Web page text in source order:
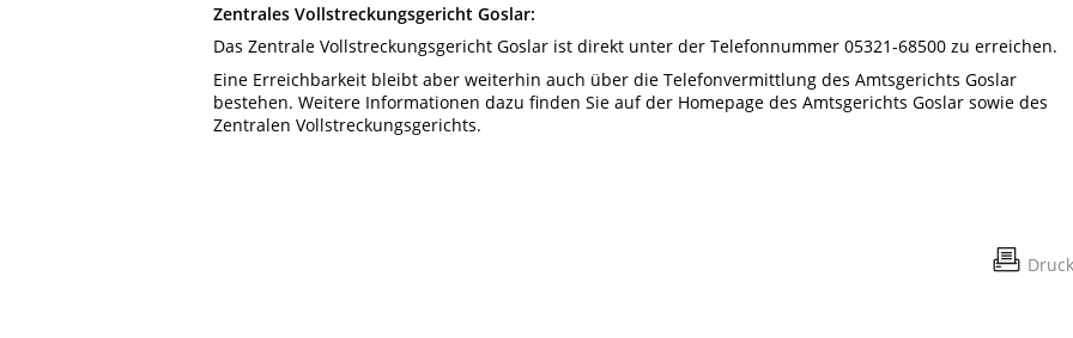
Zentrales Vollstreckungsgericht Goslar:
Das Zentrale Vollstreckungsgericht Goslar ist direkt unter der Telefonnummer 05321-68500 zu erreichen.
Eine Erreichbarkeit bleibt aber weiterhin auch über die Telefonvermittlung des Amtsgerichts Goslar
bestehen. Weitere Informationen dazu finden Sie auf der Homepage des Amtsgerichts Goslar sowie des
Zentralen Vollstreckungsgerichts.